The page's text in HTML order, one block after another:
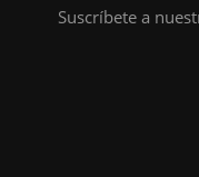
Suscríbete a